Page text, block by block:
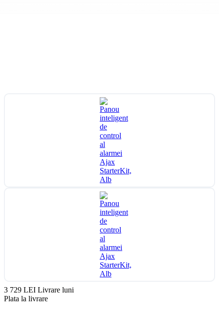
3 729 LEI Livrare luni
Plata la livrare